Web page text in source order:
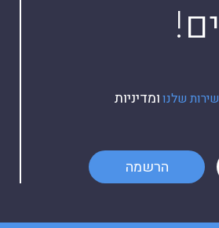
שלנו ומדיניות
הרשמה